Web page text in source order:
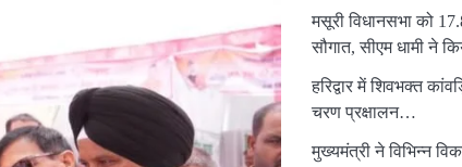
मसूरी विधानसभा को
सौगात, सीएम धामी ने
हरिद्वार में शिवभक्त
चरण प्रक्षालन…
मुख्यमंत्री ने विभिन्न